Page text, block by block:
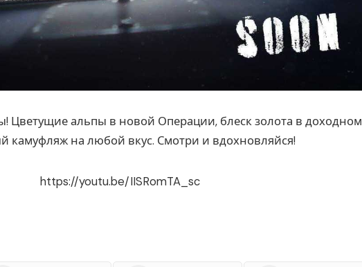
Цветущие альпы в новой Операции, блеск золота в доходном
камуфляж на любой вкус. Смотри и вдохновляйся!
https://youtu.be/IISRomTA_sc